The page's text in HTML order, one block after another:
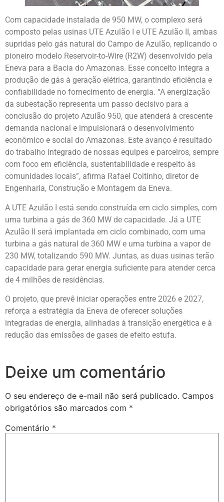
Com capacidade instalada de 950 MW, o complexo será
composto pelas usinas UTE Azulão I e UTE Azulão II, ambas
supridas pelo gás natural do Campo de Azulão, replicando o
pioneiro modelo Reservoir-to-Wire (R2W) desenvolvido pela
Eneva para a Bacia do Amazonas. Esse conceito integra a
produção de gás à geração elétrica, garantindo eficiência e
confiabilidade no fornecimento de energia. “A energização
da subestação representa um passo decisivo para a
conclusão do projeto Azulão 950, que atenderá à crescente
demanda nacional e impulsionará o desenvolvimento
econômico e social do Amazonas. Este avanço é resultado
do trabalho integrado de nossas equipes e parceiros, sempre
com foco em eficiência, sustentabilidade e respeito às
comunidades locais”, afirma Rafael Coitinho, diretor de
Engenharia, Construção e Montagem da Eneva.
A UTE Azulão I está sendo construída em ciclo simples, com
uma turbina a gás de 360 MW de capacidade. Já a UTE
Azulão II será implantada em ciclo combinado, com uma
turbina a gás natural de 360 MW e uma turbina a vapor de
230 MW, totalizando 590 MW. Juntas, as duas usinas terão
capacidade para gerar energia suficiente para atender cerca
de 4 milhões de residências.
O projeto, que prevê iniciar operações entre 2026 e 2027,
reforça a estratégia da Eneva de oferecer soluções
integradas de energia, alinhadas à transição energética e à
redução das emissões de gases de efeito estufa.
Deixe um comentário
O seu endereço de e-mail não será publicado. Campos
obrigatórios são marcados com *
Comentário *